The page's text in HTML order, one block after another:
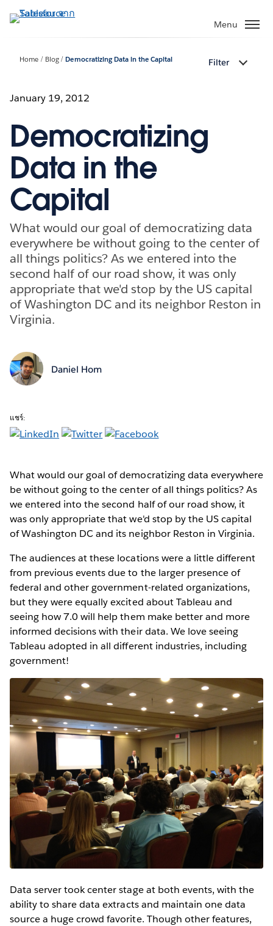
ไป
Menu
Home Blog Democratizing Data in the Capital Filter
January 19, 2012
Democratizing
Data in the
Capital
What would our goal of democratizing data
everywhere be without going to the center of
all things politics? As we entered into the
second half of our road show, it was only
appropriate that we'd stop by the US capital
of Washington DC and its neighbor Reston in
Virginia.
Daniel Hom
แชร์:
What would our goal of democratizing data everywhere
be without going to the center of all things politics? As
we entered into the second half of our road show, it
was only appropriate that we'd stop by the US capital
of Washington DC and its neighbor Reston in Virginia.
The audiences at these locations were a little different
from previous events due to the larger presence of
federal and other government-related organizations,
but they were equally excited about Tableau and
seeing how 7.0 will help them make better and more
informed decisions with their data. We love seeing
Tableau adopted in all different industries, including
government!
Data server took center stage at both events, with the
ability to share data extracts and maintain one data
source a huge crowd favorite. Though other features,